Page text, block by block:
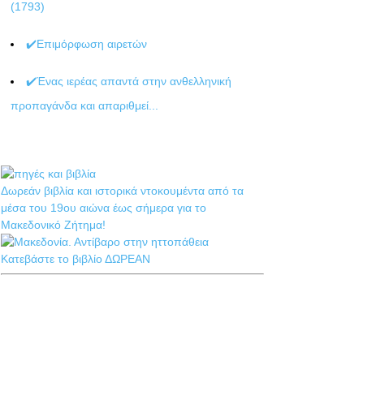
(1793)
✔️Επιμόρφωση αιρετών
✔️Ένας ιερέας απαντά στην ανθελληνική
προπαγάνδα και απαριθμεί...
Δωρεάν βιβλία και ιστορικά ντοκουμέντα από τα
μέσα του 19ου αιώνα έως σήμερα για το
Μακεδονικό Ζήτημα!
Κατεβάστε το βιβλίο ΔΩΡΕΑΝ